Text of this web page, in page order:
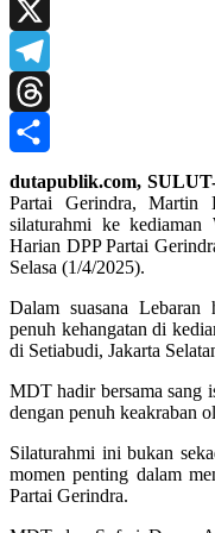
Print
X
Telegram
Threads
Share
dutapublik.com,
Partai Gerindra, Martin
silaturahmi ke
Harian DPP Partai
Selasa (1/4/2025).
Dalam suasana
penuh kehangatan di
di Setiabudi, Jakarta
MDT hadir bersama sang
dengan penuh keakraban
Silaturahmi ini bukan
momen penting dalam
Partai Gerindra.